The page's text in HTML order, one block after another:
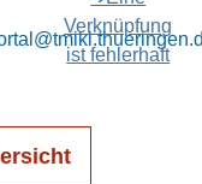
Verknüpfung
ist fehlerhaft